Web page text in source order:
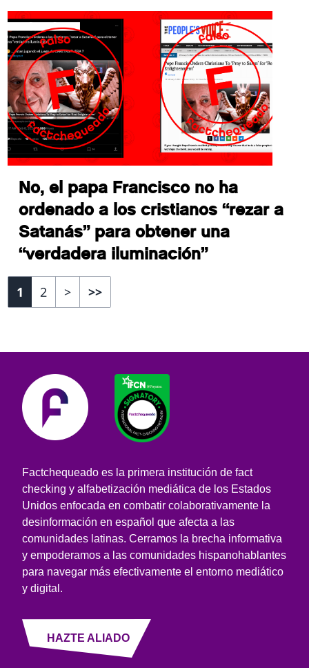
No, el papa Francisco no ha
ordenado a los cristianos “rezar a
Satanás” para obtener una
“verdadera iluminación”
1 2 > >>
Factchequeado es la primera institución de fact
checking y alfabetización mediática de los Estados
Unidos enfocada en combatir colaborativamente la
desinformación en español que afecta a las
comunidades latinas. Cerramos la brecha informativa
y empoderamos a las comunidades hispanohablantes
para navegar más efectivamente el entorno mediático
y digital.
HAZTE ALIADO